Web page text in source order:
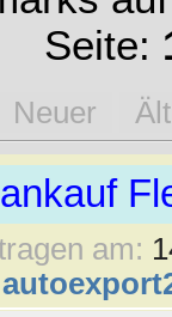
Seite:
Neuer
am: